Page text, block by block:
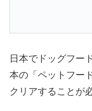
日本でドッグフー
本の「ペットフー
クリアすることが